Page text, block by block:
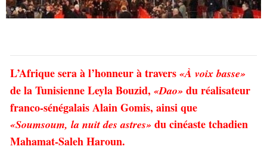
L’Afrique sera à l’honneur à travers «À voix basse»
de la Tunisienne Leyla Bouzid, «Dao» du réalisateur
franco-sénégalais Alain Gomis, ainsi que
«Soumsoum, la nuit des astres» du cinéaste tchadien
Mahamat-Saleh Haroun.